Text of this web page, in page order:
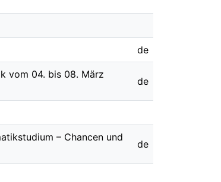
de
vom 04. bis 08. März
de
– Chancen und
de